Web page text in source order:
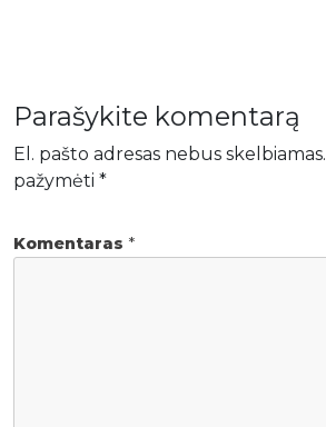
Parašykite komentarą
El. pašto adresas nebus skelbiamas.
pažymėti *
Komentaras *